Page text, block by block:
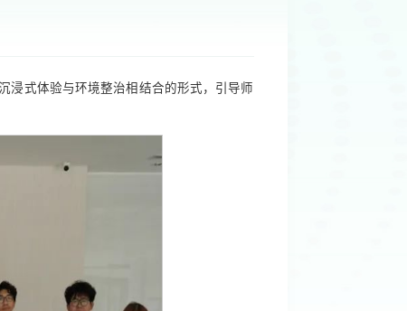
浸式体验与环境整治相结合的形式，引导师